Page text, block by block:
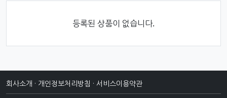
등록된 상품이 없습니다.
회사소개 · 개인정보처리방침 · 서비스이용약관